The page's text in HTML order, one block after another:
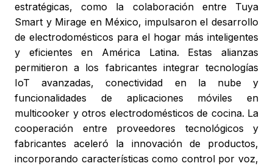
estratégicas, como la colaboración entre Tuya
Smart y Mirage en México, impulsaron el desarrollo
de electrodomésticos para el hogar más inteligentes
y eficientes en América Latina. Estas alianzas
permitieron a los fabricantes integrar tecnologías
IoT avanzadas, conectividad en la nube y
funcionalidades de aplicaciones móviles en
multicooker y otros electrodomésticos de cocina. La
cooperación entre proveedores tecnológicos y
fabricantes aceleró la innovación de productos,
incorporando características como control por voz,